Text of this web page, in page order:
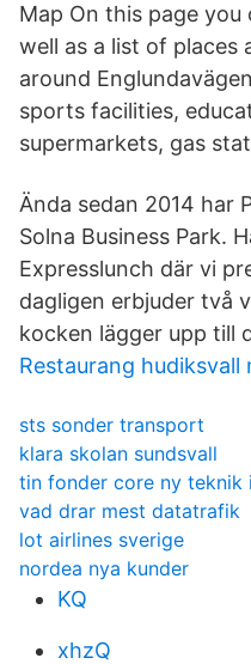
Map On this page
well as a list of places
around
sports facilities,
supermarkets, gas
Ända sedan 2014 har
Solna Business Park.
Expresslunch där vi
dagligen erbjuder två
kocken lägger upp till
Restaurang hudiksvall
sts sonder transport
klara skolan sundsvall
tin fonder core ny teknik
vad drar mest datatrafik
lot airlines sverige
nordea nya kunder
KQ
xhzQ